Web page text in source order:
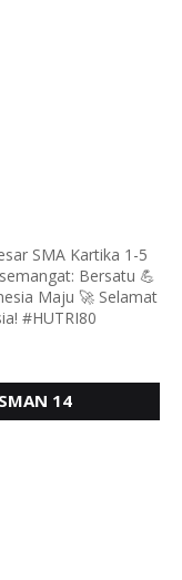
SMA Kartika 1-5
Bersatu 💪
Maju 🚀 Selamat
#HUTRI80
14